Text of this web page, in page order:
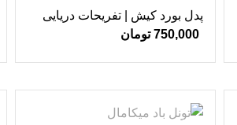
پدل بورد کیش | تفریحات دریایی
کیش ♥
750,000 تومان